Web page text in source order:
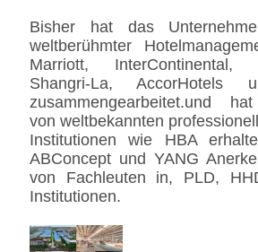
Bisher hat das
weltberühmter
Marriott,
Shangri-La, AccorHotels
zusammengearbeitet.und
von weltbekannten
Institutionen wie HBA
ABConcept und YANG
von Fachleuten in, PLD,
Institutionen.